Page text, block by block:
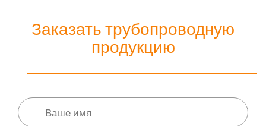
Заказать трубопроводную
продукцию